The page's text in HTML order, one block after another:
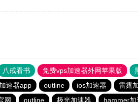
八戒看书 免费vps加速器外网苹果版
速器app outline ios加速器 雷霆
网 outline 极光加速器 hammer加